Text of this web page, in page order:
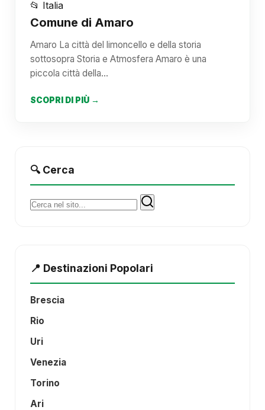
📂 Italia
Comune di Amaro
Amaro La città del limoncello e della storia
sottosopra Storia e Atmosfera Amaro è una
piccola città della…
SCOPRI DI PIÙ →
🔍 Cerca
Cerca:
📍 Destinazioni Popolari
Brescia
Rio
Uri
Venezia
Torino
Ari